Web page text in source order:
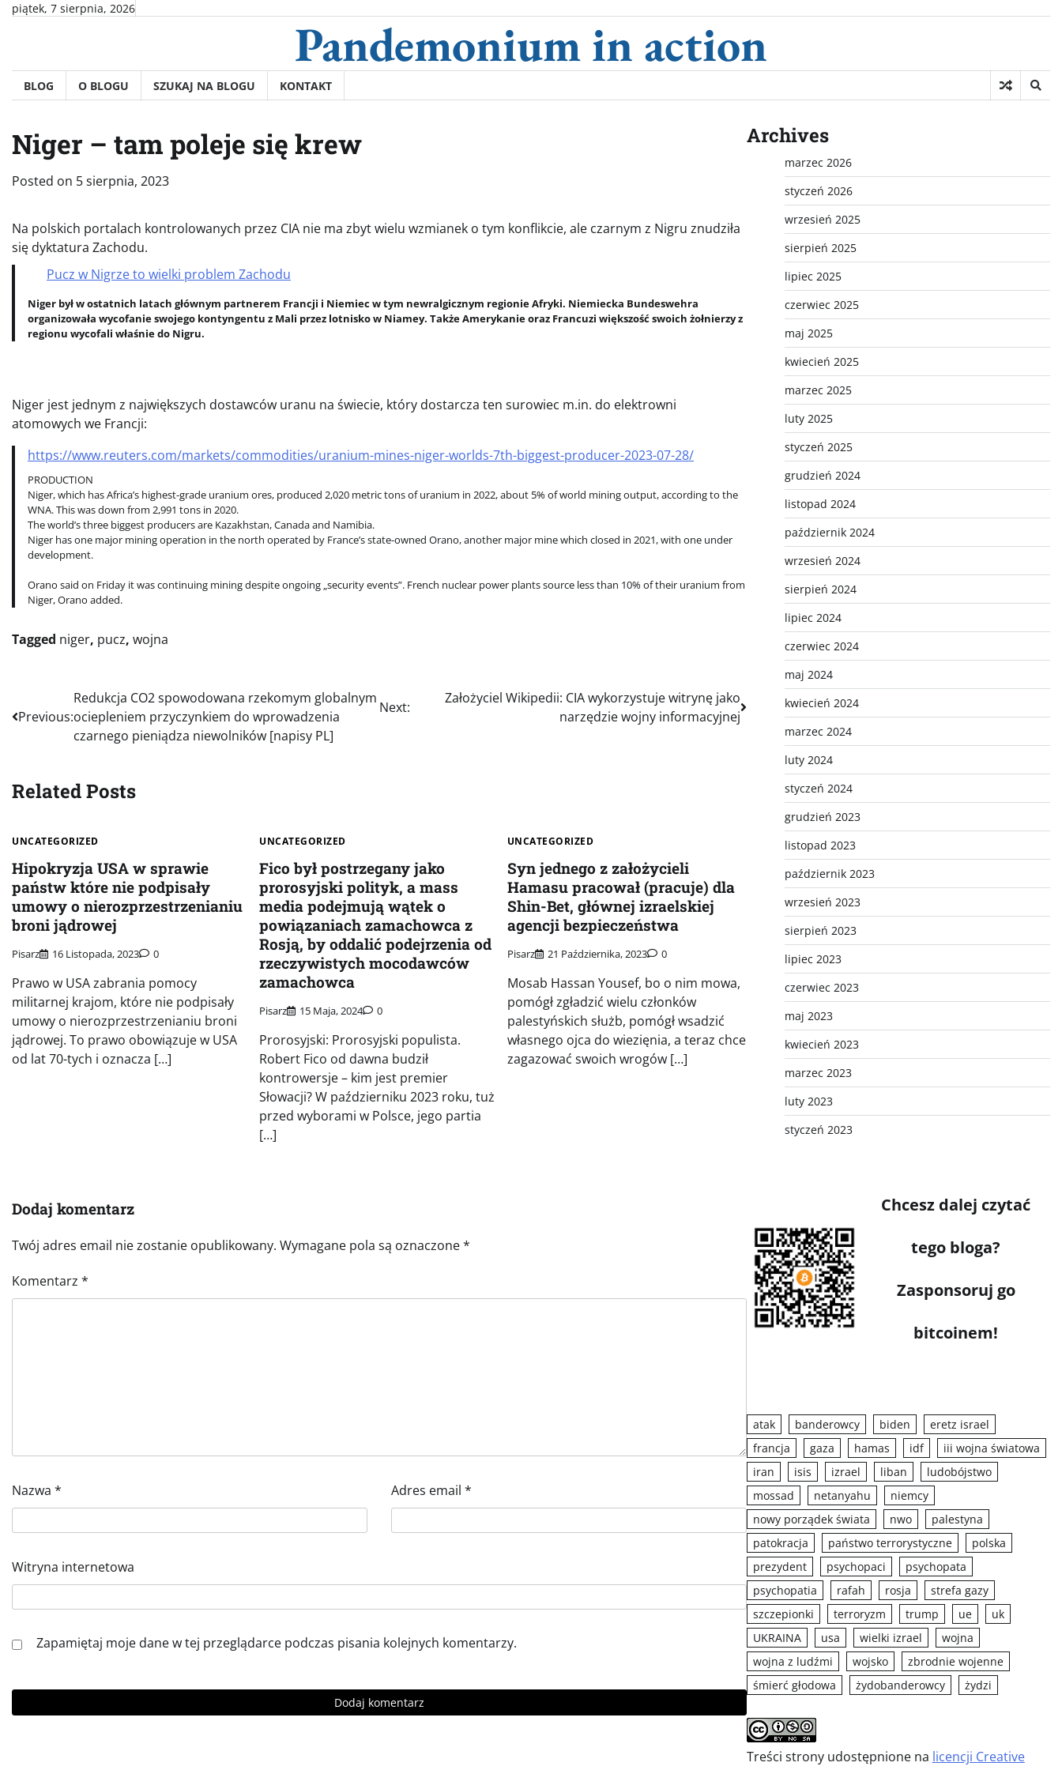
Skippiątek, 7 sierpnia, 2026
Pandemonium in action
BLOG O BLOGU SZUKAJ NA BLOGU KONTAKT
Niger – tam poleje się krew
Posted on 5 sierpnia, 2023
Na polskich portalach kontrolowanych przez CIA nie ma zbyt wielu wzmianek o tym konflikcie, ale czarnym z Nigru znudziła
się dyktatura Zachodu.
Pucz w Nigrze to wielki problem Zachodu
Niger był w ostatnich latach głównym partnerem Francji i Niemiec w tym newralgicznym regionie Afryki. Niemiecka Bundeswehra
organizowała wycofanie swojego kontyngentu z Mali przez lotnisko w Niamey. Także Amerykanie oraz Francuzi większość swoich żołnierzy z
regionu wycofali właśnie do Nigru.
Niger jest jednym z największych dostawców uranu na świecie, który dostarcza ten surowiec m.in. do elektrowni
atomowych we Francji:
https://www.reuters.com/markets/commodities/uranium-mines-niger-worlds-7th-biggest-producer-2023-07-28/
PRODUCTION
Niger, which has Africa’s highest-grade uranium ores, produced 2,020 metric tons of uranium in 2022, about 5% of world mining output, according to the
WNA. This was down from 2,991 tons in 2020.
The world’s three biggest producers are Kazakhstan, Canada and Namibia.
Niger has one major mining operation in the north operated by France’s state-owned Orano, another major mine which closed in 2021, with one under
development.
Orano said on Friday it was continuing mining despite ongoing „security events”. French nuclear power plants source less than 10% of their uranium from
Niger, Orano added.
Tagged niger, pucz, wojna
Nawigacja
wpisu
Previous:
Redukcja CO2 spowodowana rzekomym globalnym
ociepleniem przyczynkiem do wprowadzenia
czarnego pieniądza niewolników [napisy PL]
Next:
Założyciel Wikipedii: CIA wykorzystuje witrynę jako
narzędzie wojny informacyjnej
Related Posts
UNCATEGORIZED
Hipokryzja USA w sprawie
państw które nie podpisały
umowy o nierozprzestrzenianiu
broni jądrowej
Pisarz 16 Listopada, 2023 0
Prawo w USA zabrania pomocy
militarnej krajom, które nie podpisały
umowy o nierozprzestrzenianiu broni
jądrowej. To prawo obowiązuje w USA
od lat 70-tych i oznacza […]
UNCATEGORIZED
Fico był postrzegany jako
prorosyjski polityk, a mass
media podejmują wątek o
powiązaniach zamachowca z
Rosją, by oddalić podejrzenia od
rzeczywistych mocodawców
zamachowca
Pisarz 15 Maja, 2024 0
Prorosyjski: Prorosyjski populista.
Robert Fico od dawna budził
kontrowersje – kim jest premier
Słowacji? W październiku 2023 roku, tuż
przed wyborami w Polsce, jego partia
[…]
UNCATEGORIZED
Syn jednego z założycieli
Hamasu pracował (pracuje) dla
Shin-Bet, głównej izraelskiej
agencji bezpieczeństwa
Pisarz 21 Października, 2023 0
Mosab Hassan Yousef, bo o nim mowa,
pomógł zgładzić wielu członków
palestyńskich służb, pomógł wsadzić
własnego ojca do wiezięnia, a teraz chce
zagazować swoich wrogów […]
Dodaj komentarz
Twój adres email nie zostanie opublikowany. Wymagane pola są oznaczone*
Komentarz *
Nazwa * Adres email *
Witryna internetowa
Zapamiętaj moje dane w tej przeglądarce podczas pisania kolejnych komentarzy.
Archives
marzec 2026
styczeń 2026
wrzesień 2025
sierpień 2025
lipiec 2025
czerwiec 2025
maj 2025
kwiecień 2025
marzec 2025
luty 2025
styczeń 2025
grudzień 2024
listopad 2024
październik 2024
wrzesień 2024
sierpień 2024
lipiec 2024
czerwiec 2024
maj 2024
kwiecień 2024
marzec 2024
luty 2024
styczeń 2024
grudzień 2023
listopad 2023
październik 2023
wrzesień 2023
sierpień 2023
lipiec 2023
czerwiec 2023
maj 2023
kwiecień 2023
marzec 2023
luty 2023
styczeń 2023
Chcesz dalej czytać
tego bloga?
Zasponsoruj go
bitcoinem!
atak banderowcy biden
eretz israel
francja
gaza hamas idf
iii wojna światowa
iran
isis izrael liban
ludobójstwo
mossad
netanyahu
niemcy
nowy porządek świata
nwo
palestyna
patokracja
państwo terrorystyczne
polska
prezydent
psychopaci
psychopata
psychopatia
rafah rosja
strefa gazy
szczepionki
terroryzm trump ue
uk
UKRAINA
usa wielki izrael
wojna
wojna z ludźmi
wojsko
zbrodnie wojenne
śmierć głodowa
żydobanderowcy żydzi
Treści strony udostępnione na licencji Creative